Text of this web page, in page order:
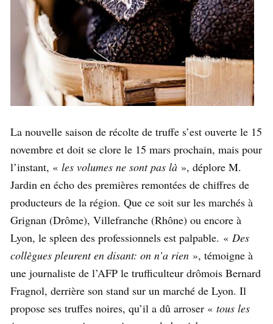
La nouvelle saison de récolte de truffe s’est ouverte le 15
novembre et doit se clore le 15 mars prochain, mais pour
l’instant, « les volumes ne sont pas là », déplore M.
Jardin en écho des premières remontées de chiffres de
producteurs de la région. Que ce soit sur les marchés à
Grignan (Drôme), Villefranche (Rhône) ou encore à
Lyon, le spleen des professionnels est palpable. « Des
collègues pleurent en disant: on n’a rien », témoigne à
une journaliste de l’AFP le trufficulteur drômois Bernard
Fragnol, derrière son stand sur un marché de Lyon. Il
propose ses truffes noires, qu’il a dû arroser « tous les